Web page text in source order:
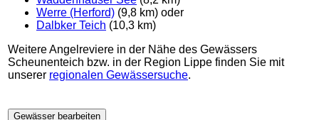
Werre (Herford) (9,8 km) oder
Dalbker Teich (10,3 km)
Weitere Angelreviere in der Nähe des Gewässers
Scheunenteich bzw. in der Region Lippe finden Sie mit
unserer regionalen Gewässersuche.
Gewässer bearbeiten